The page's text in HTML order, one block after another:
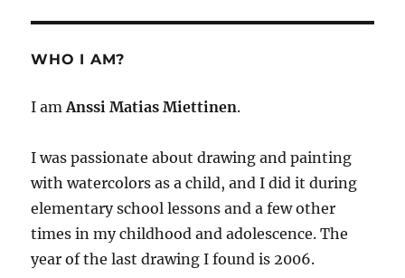
WHO I AM?
I amAnssi Matias Miettinen.
I was passionate about drawing and painting
with watercolors as a child, and I did it during
elementary school lessons and a few other
times in my childhood and adolescence. The
year of the last drawing I found is 2006.